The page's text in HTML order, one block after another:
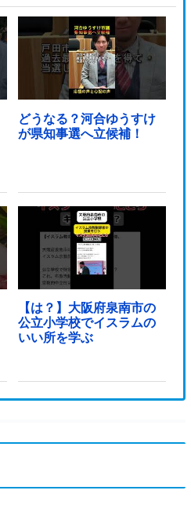
どうなる？河合ゆうすけ
が県知事選へ立候補！
【は？】大阪府泉南市の
公立小学校でイスラムの
いい所を学ぶ